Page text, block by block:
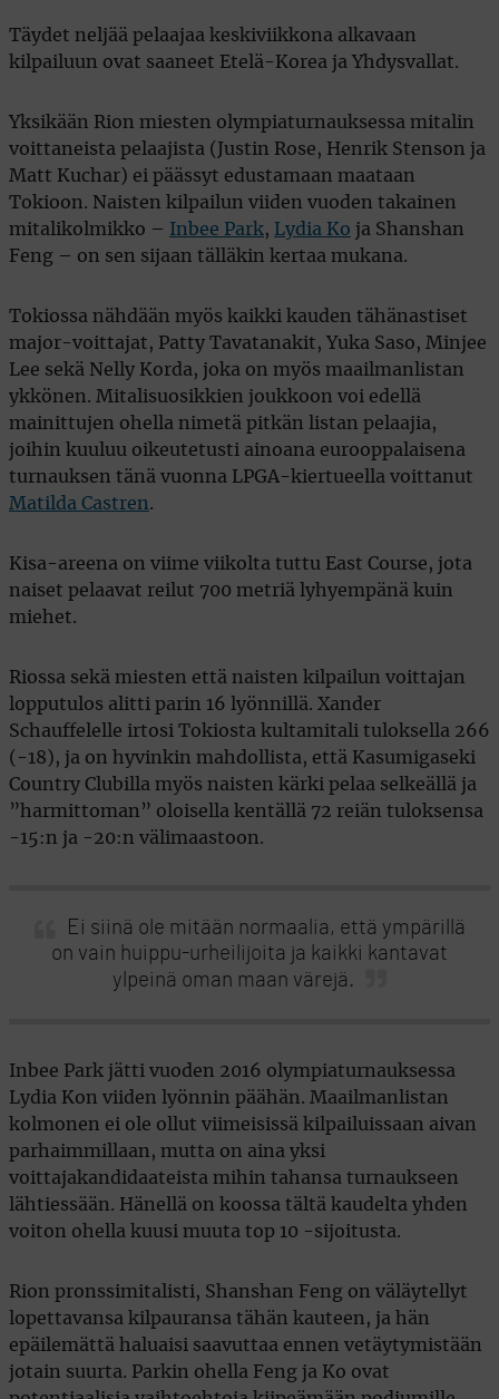
Täydet neljää pelaajaa keskiviikkona alkavaan
kilpailuun ovat saaneet Etelä-Korea ja Yhdysvallat.
Yksikään Rion miesten olympiaturnauksessa mitalin
voittaneista pelaajista (Justin Rose, Henrik Stenson ja
Matt Kuchar) ei päässyt edustamaan maataan
Tokioon. Naisten kilpailun viiden vuoden takainen
mitalikolmikko –
Inbee Park, Lydia Ko ja Shanshan
Feng – on sen sijaan tälläkin kertaa mukana.
Tokiossa nähdään myös kaikki kauden tähänastiset
major-voittajat, Patty Tavatanakit, Yuka Saso, Minjee
Lee sekä Nelly Korda, joka on myös maailmanlistan
ykkönen. Mitalisuosikkien joukkoon voi edellä
mainittujen ohella nimetä pitkän listan pelaajia,
joihin kuuluu oikeutetusti ainoana eurooppalaisena
turnauksen tänä vuonna LPGA-kiertueella voittanut
Matilda Castren.
Kisa-areena on viime viikolta tuttu East Course, jota
naiset pelaavat reilut 700 metriä lyhyempänä kuin
miehet.
Riossa sekä miesten että naisten kilpailun voittajan
lopputulos alitti parin 16 lyönnillä. Xander
Schauffelelle irtosi Tokiosta kultamitali tuloksella 266
(-18), ja on hyvinkin mahdollista, että Kasumigaseki
Country Clubilla myös naisten kärki pelaa selkeällä ja
”harmittoman” oloisella kentällä 72 reiän tuloksensa
-15:n ja -20:n välimaastoon.
Ei siinä ole mitään normaalia, että ympärillä
on vain huippu-urheilijoita ja kaikki kantavat
ylpeinä oman maan värejä.
Inbee Park jätti vuoden 2016 olympiaturnauksessa
Lydia Kon viiden lyönnin päähän. Maailmanlistan
kolmonen ei ole ollut viimeisissä kilpailuissaan aivan
parhaimmillaan, mutta on aina yksi
voittajakandidaateista mihin tahansa turnaukseen
lähtiessään. Hänellä on koossa tältä kaudelta yhden
voiton ohella kuusi muuta top 10 -sijoitusta.
Rion pronssimitalisti, Shanshan Feng on väläytellyt
lopettavansa kilpauransa tähän kauteen, ja hän
epäilemättä haluaisi saavuttaa ennen vetäytymistään
jotain suurta. Parkin ohella Feng ja Ko ovat